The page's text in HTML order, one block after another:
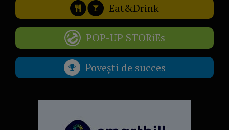
Eat&Drink
POP-UP STORiEs
Povești de succes